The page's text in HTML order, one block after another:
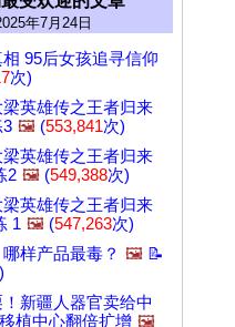
年7月24日
95后女孩追寻信仰
次)
英雄传之王者归来
3 🖼️ (553,841次)
英雄传之王者归来
2 🖼️ (549,388次)
英雄传之王者归来
1 🖼️ (547,263次)
样产品最毒？ 🖼️ 📝
新疆人器官卖给中
植中心翻倍扩增 🖼️